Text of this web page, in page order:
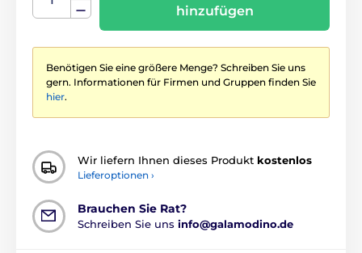
hinzufügen
Benötigen Sie eine größere Menge? Schreiben Sie uns
gern. Informationen für Firmen und Gruppen finden Sie
hier.
Wir liefern Ihnen dieses Produkt kostenlos
Lieferoptionen ›
Brauchen Sie Rat?
Schreiben Sie uns info@galamodino.de